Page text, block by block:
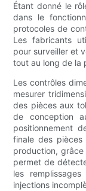
Étant donné le
dans le
protocoles de
Les fabricants
pour surveiller et
tout au long de la
Les contrôles
mesurer
des pièces aux
de conception
positionnement
finale des pièces
production,
permet de
les
injections